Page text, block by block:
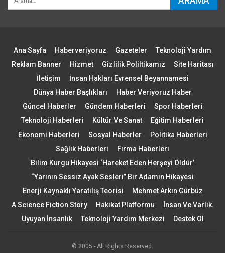
Ana Sayfa Haberveriyoruz Gazeteler
Teknoloji Yardım
Reklam Banner
Hizmet Gizlilik Poliltikamız
Site Haritası
İletişim
İnsan Hakları Evrensel Beyannamesi
Dünya Haber Başlıkları
Haber Veriyoruz Haber
Güncel Haberler
Gündem Haberleri
Spor Haberleri
Teknoloji Haberleri
Kültür Ve Sanat
Eğitim Haberleri
Ekonomi Haberleri
Sosyal Haberler
Politika Haberleri
Sağlık Haberleri
Firma Haberleri
Bilim Kurgu Hikayesi ‘Hareket Eden Herşeyi Öldür’
“Yarının Sessiz Ayak Sesleri” Bir Adamın Hikayesi
Enerji Kaynaklı Yaratılış Teorisi
Mehmet Arkın Gürbüz
A Science Fiction Story
Hakikat Platformu
İnsan Ve Varlık.
Uyuyan İnsanlık
Teknoloji Yardım Merkezi Destek Ol
© 2005 - All Rights Reserved.